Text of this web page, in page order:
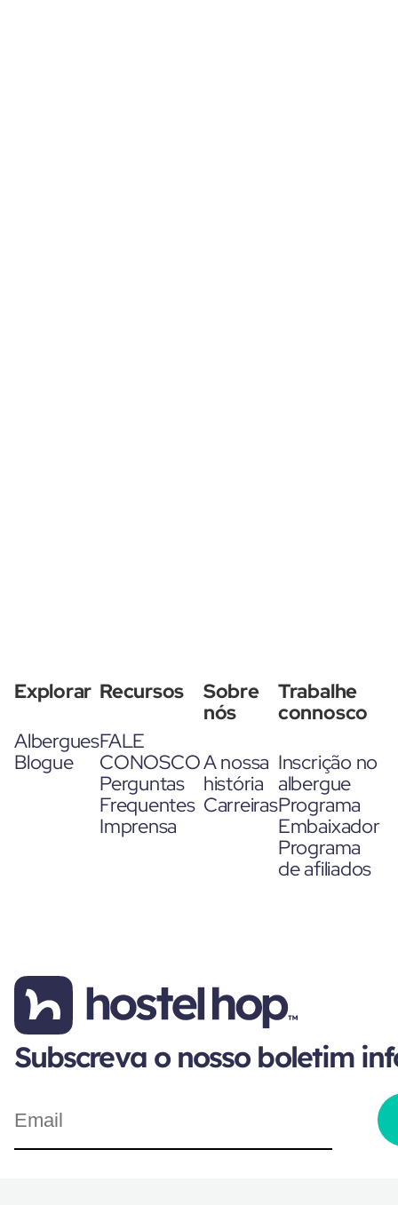
Explorar
Albergues
Blogue
Recursos
FALE
CONOSCO
Perguntas
Frequentes
Imprensa
Sobre
nós
A nossa
história
Carreiras
Trabalhe
connosco
Inscrição no
albergue
Programa
Embaixador
Programa
de afiliados
Subscreva o nosso boletim